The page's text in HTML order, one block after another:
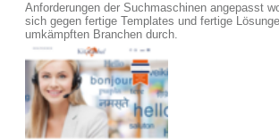
Anforderungen der Suchmaschinen angepasst
sich gegen fertige Templates und fertige
umkämpften Branchen durch.